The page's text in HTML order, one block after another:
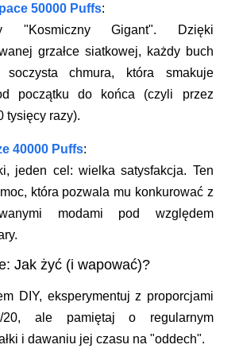
50000 Puffs:
"Kosmiczny Gigant". Dzięki
grzałce siatkowej, każdy buch
chmura, która smakuje
początku do końca (czyli przez
tysięcy razy).
40000 Puffs:
jeden cel: wielka satysfakcja. Ten
która pozwala mu konkurować z
modami pod względem
Jak żyć (i wapować)?
DIY, eksperymentuj z proporcjami
, ale pamiętaj o regularnym
i dawaniu jej czasu na "oddech".